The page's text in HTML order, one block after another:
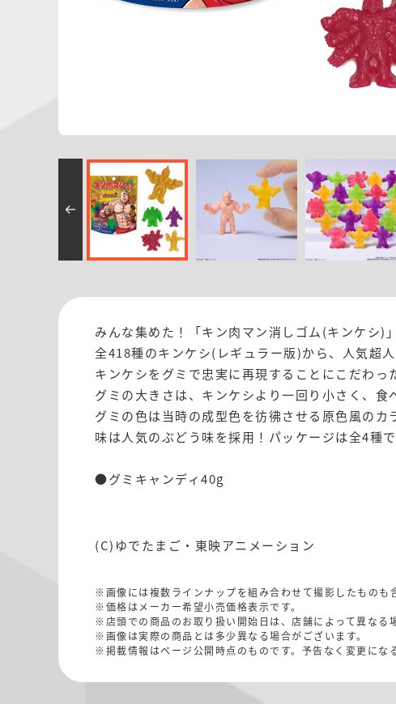
みんな集めた！「キン肉マン消しゴム(キンケシ)
全418種のキンケシ(レギュラー版)から、人気超
キンケシをグミで忠実に再現することにこだわっ
グミの大きさは、キンケシより一回り小さく、食
グミの色は当時の成型色を彷彿させる原色風のカ
味は人気のぶどう味を採用！パッケージは全4種で
●グミキャンディ40g
(C)ゆでたまご・東映アニメーション
※画像には複数ラインナップを組み合わせて撮影したものも
※価格はメーカー希望小売価格表示です。
※店頭での商品のお取り扱い開始日は、店舗によって異なる
※画像は実際の商品とは多少異なる場合がございます。
※掲載情報はページ公開時点のものです。予告なく変更にな